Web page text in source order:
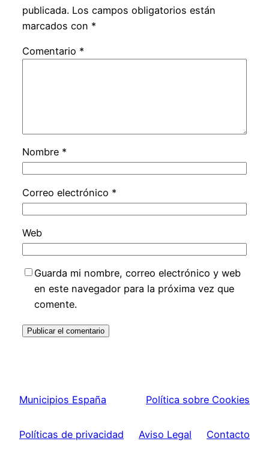
publicada. Los campos obligatorios están
marcados con *
Comentario *
Nombre *
Correo electrónico *
Web
Guarda mi nombre, correo electrónico y web
en este navegador para la próxima vez que
comente.
Municipios España Política sobre Cookies
Políticas de privacidad Aviso Legal Contacto